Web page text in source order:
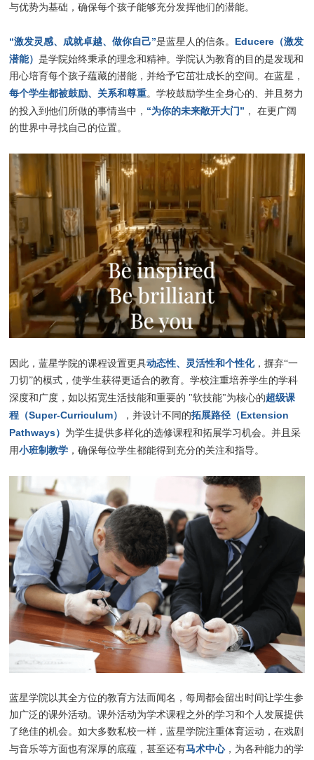
与优势为基础，确保每个孩子能够充分发挥他们的潜能。
“激发灵感、成就卓越、做你自己”是蓝星人的信条。 Educere（激发
潜能）是学院始终秉承的理念和精神。学院认为教育的目的是发现和
用心培育每个孩子蕴藏的潜能，并给予它茁壮成长的空间。在蓝星，
每个学生都被鼓励、关系和尊重。学校鼓励学生全身心的、并且努力
的投入到他们所做的事情当中， “为你的未来敞开大门” ， 在更广阔
的世界中寻找自己的位置。
因此，蓝星学院的课程设置更具动态性、灵活性和个性化，摒弃“一
刀切”的模式，使学生获得更适合的教育。学校注重培养学生的学科
深度和广度，如以拓宽生活技能和重要的 "软技能"为核心的超级课
程（Super-Curriculum）
，并设计不同的拓展路径（Extension
Pathways） 为学生提供多样化的选修课程和拓展学习机会。并且采
用小班制教学 ，确保每位学生都能得到充分的关注和指导。
蓝星学院以其全方位的教育方法而闻名，每周都会留出时间让学生参
加广泛的课外活动。课外活动为学术课程之外的学习和个人发展提供
了绝佳的机会。如大多数私校一样，蓝星学院注重体育运动，在戏剧
与音乐等方面也有深厚的底蕴，甚至还有马术中心，为各种能力的学